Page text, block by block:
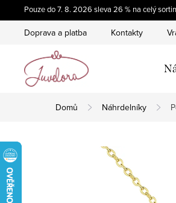
na
Pouze do 7. 8. 2026 sleva 26 % na celý
Doprava a platba Kontakty
Domů Náhrdelníky